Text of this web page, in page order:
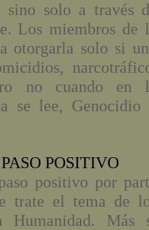
sino solo a través
Los miembros de
otorgarla solo si
no cuando en
se lee, Genocidio
POSITIVO
positivo por
trate el tema de
Humanidad. Más